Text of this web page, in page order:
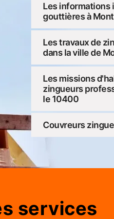
Les informations
gouttières à
Les travaux de
dans la ville de
Les missions
zingueurs
le 10400
Couvreurs
services